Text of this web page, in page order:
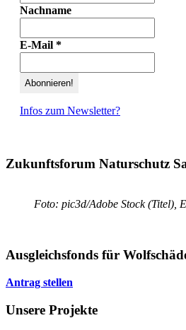
Nachname
E-Mail *
Infos zum Newsletter?
Zukunftsforum Naturschutz
Foto: pic3d/Adobe Stock (Titel),
Ausgleichsfonds für
Antrag stellen
Unsere Projekte